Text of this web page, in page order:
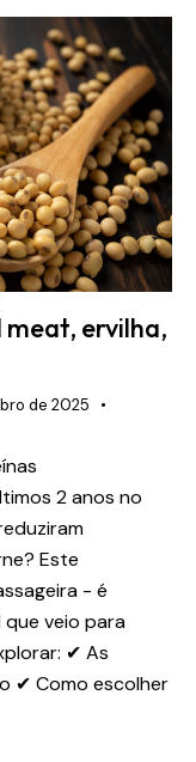
ervilha,
de 2025
2 anos no
Este
- é
veio para
✔ As
✔ Como escolher